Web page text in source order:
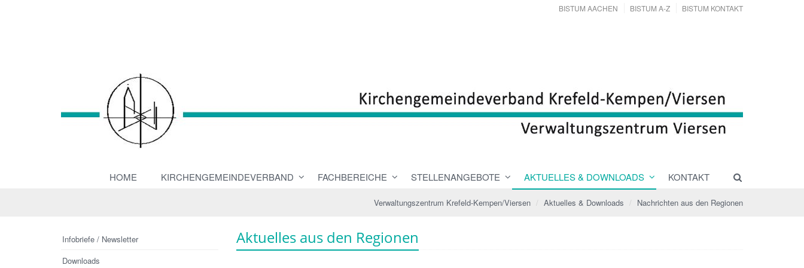
BISTUM AACHEN BISTUM A-Z BISTUM KONTAKT
HOME KIRCHENGEMEINDEVERBAND FACHBEREICHE STELLENANGEBOTE AKTUELLES & DOWNLOADS KONTAKT
Verwaltungszentrum Krefeld-Kempen/Viersen Aktuelles & Downloads Nachrichten aus den Regionen
Aktuelles aus den Regionen
Infobriefe / Newsletter
Downloads